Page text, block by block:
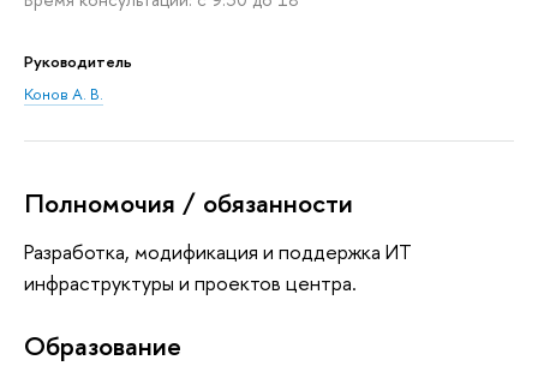
Руководитель
Конов А. В.
Полномочия / обязанности
Разработка, модификация и поддержка ИТ
инфраструктуры и проектов центра.
Oбразование